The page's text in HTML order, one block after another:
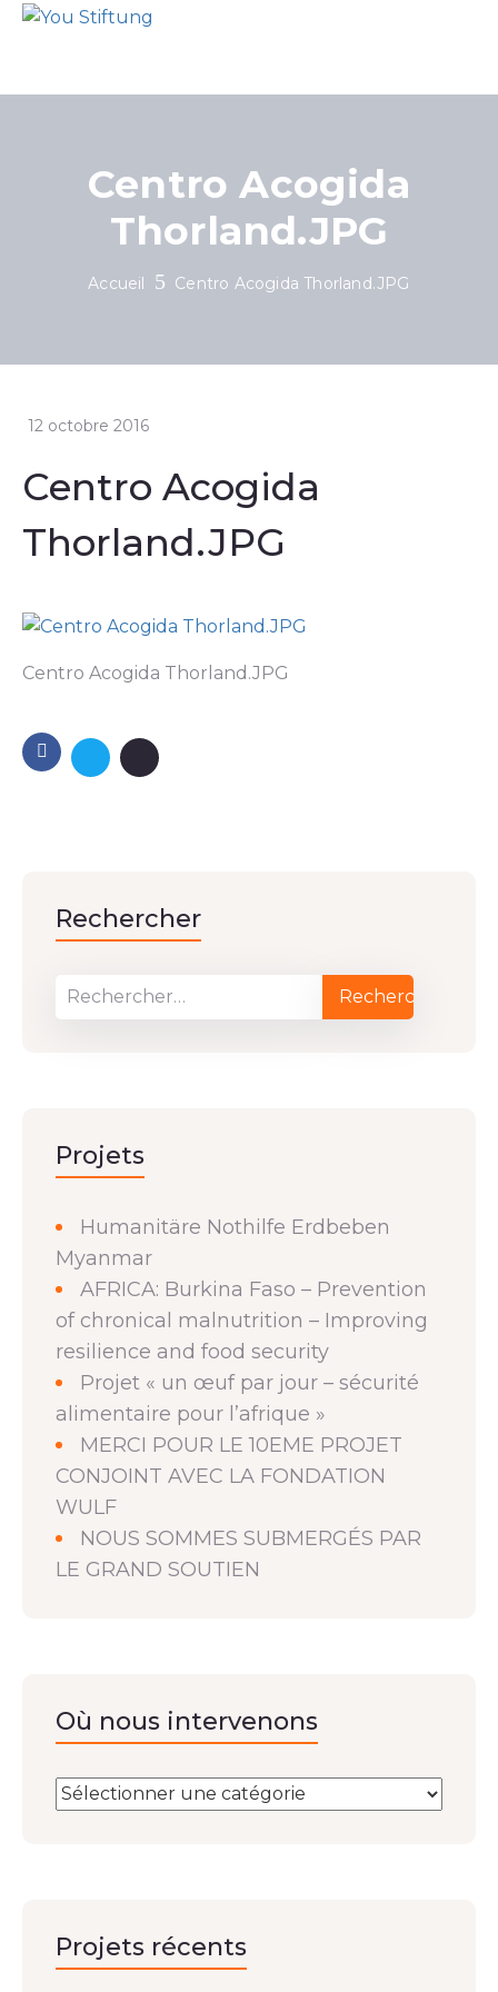
Centro Acogida
Thorland.JPG
Accueil Centro Acogida Thorland.JPG
12 octobre 2016
Centro Acogida
Thorland.JPG
Centro Acogida Thorland.JPG
Rechercher
Projets
Humanitäre Nothilfe Erdbeben
Myanmar
AFRICA: Burkina Faso – Prevention
of chronical malnutrition – Improving
resilience and food security
Projet « un œuf par jour – sécurité
alimentaire pour l’afrique »
MERCI POUR LE 10EME PROJET
CONJOINT AVEC LA FONDATION
WULF
NOUS SOMMES SUBMERGÉS PAR
LE GRAND SOUTIEN
Où nous intervenons
Projets récents